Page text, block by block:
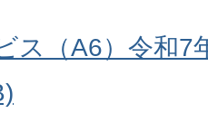
ス（A6）令和7